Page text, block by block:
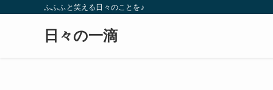
ふふふと笑える日々のことを♪
日々の一滴